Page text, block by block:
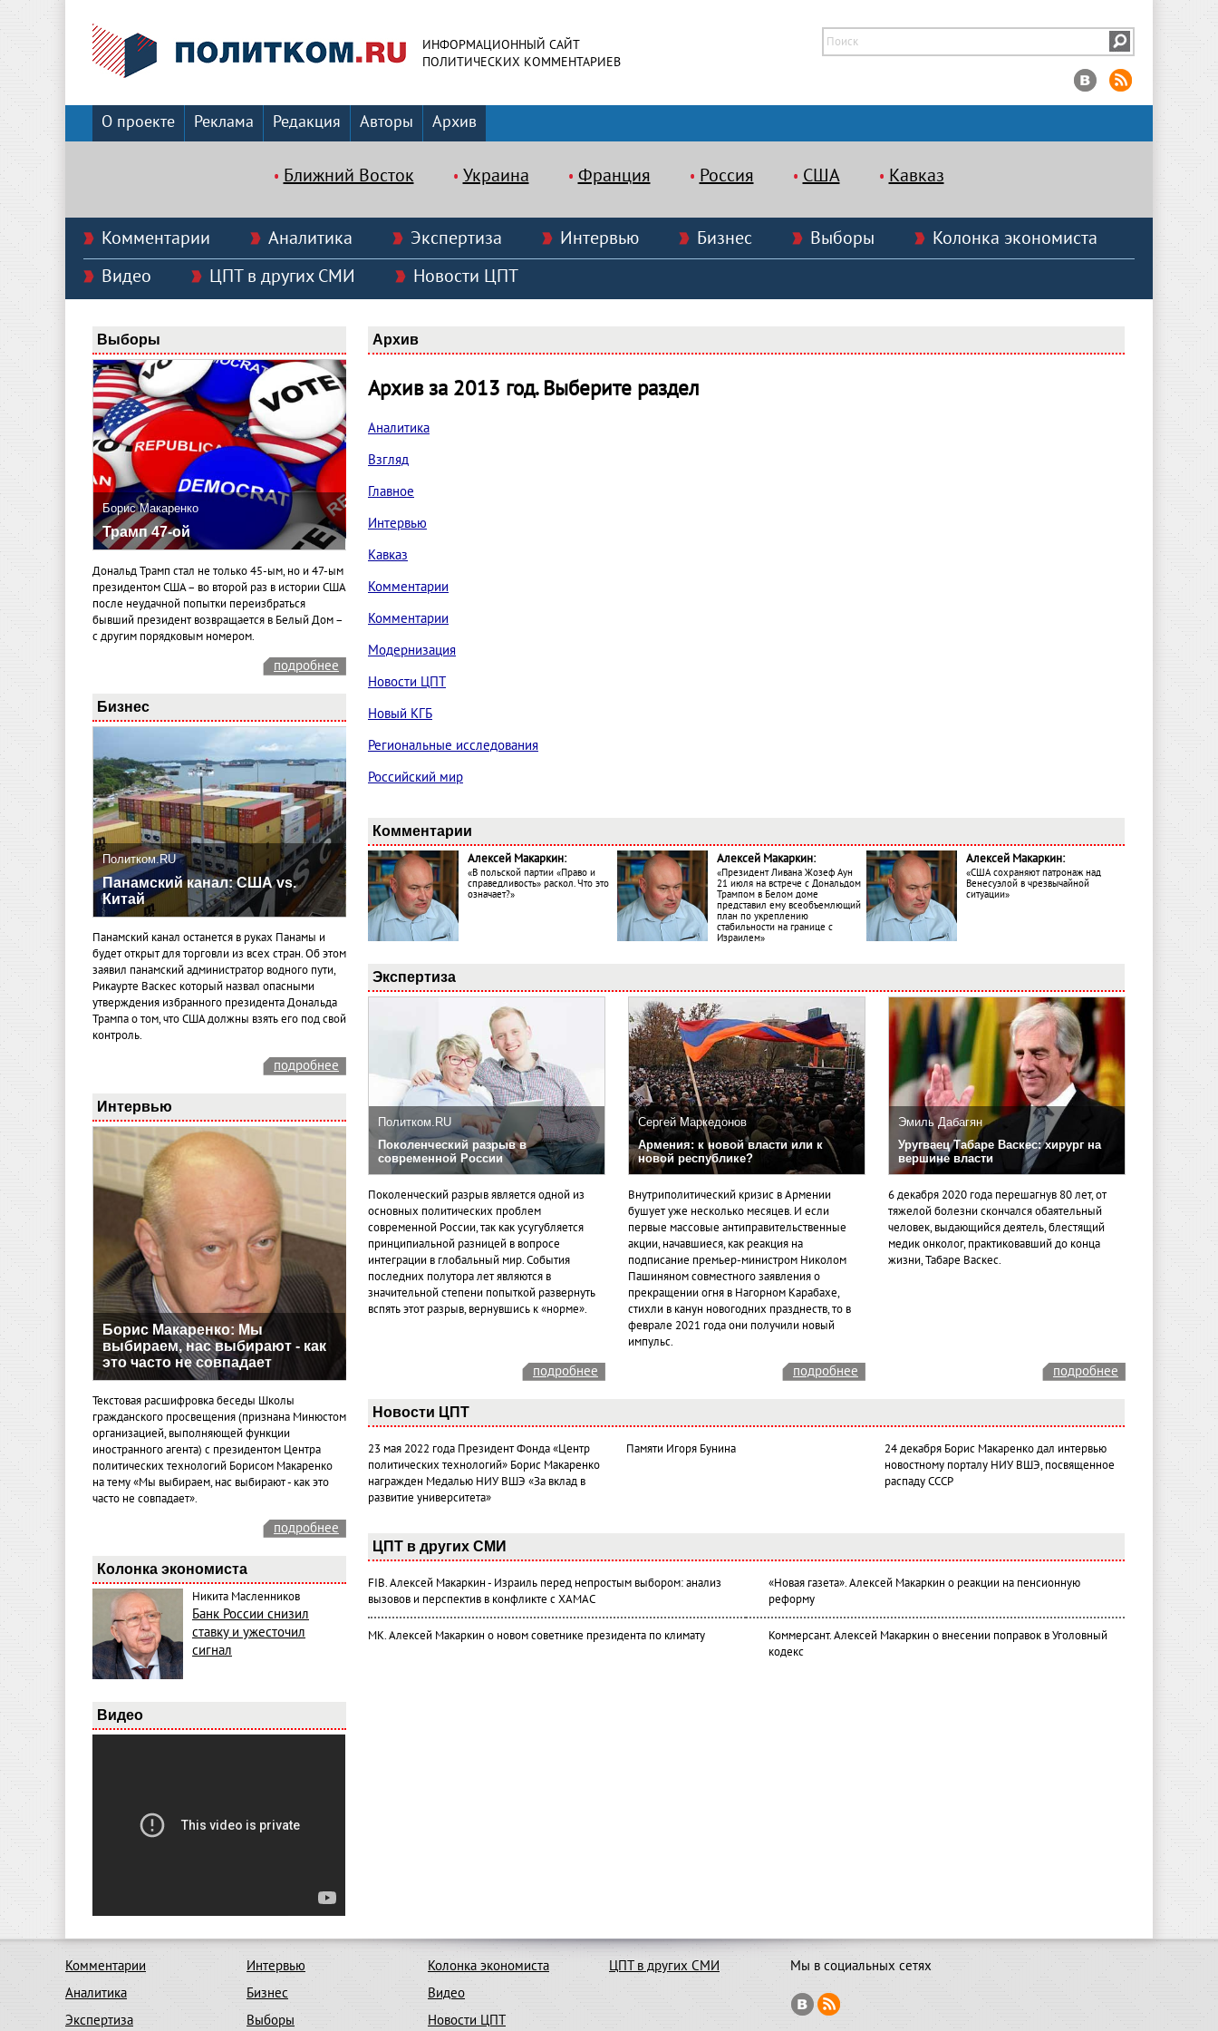
ИНФОРМАЦИОННЫЙ САЙТ
ПОЛИТИЧЕСКИХ КОММЕНТАРИЕВ
О проекте Реклама Редакция Авторы Архив
Ближний Восток Украина Франция Россия США Кавказ
Комментарии Аналитика Экспертиза Интервью Бизнес Выборы
Колонка экономиста
Видео
ЦПТ в других СМИ Новости ЦПТ
Выборы
Борис Макаренко
Трамп 47-ой
Дональд Трамп стал не только 45-ым, но и 47-ым
президентом США – во второй раз в истории США
после неудачной попытки переизбраться
бывший президент возвращается в Белый Дом –
с другим порядковым номером.
подробнее
Бизнес
Политком.RU
Панамский канал: США vs.
Китай
Панамский канал останется в руках Панамы и
будет открыт для торговли из всех стран. Об этом
заявил панамский администратор водного пути,
Рикаурте Васкес который назвал опасными
утверждения избранного президента Дональда
Трампа о том, что США должны взять его под свой
контроль.
подробнее
Интервью
Борис Макаренко: Мы
выбираем, нас выбирают - как
это часто не совпадает
Текстовая расшифровка беседы Школы
гражданского просвещения (признана Минюстом
организацией, выполняющей функции
иностранного агента) с президентом Центра
политических технологий Борисом Макаренко
на тему «Мы выбираем, нас выбирают - как это
часто не совпадает».
подробнее
Колонка экономиста
Никита Масленников
Банк России снизил
ставку и ужесточил
сигнал
Видео
Архив
Архив за 2013 год. Выберите раздел
Аналитика
Взгляд
Главное
Интервью
Кавказ
Комментарии
Комментарии
Модернизация
Новости ЦПТ
Новый КГБ
Региональные исследования
Российский мир
Комментарии
Алексей Макаркин:
«В польской партии «Право и
справедливость» раскол. Что это
означает?»
Алексей Макаркин:
«Президент Ливана Жозеф Аун
21 июля на встрече с Дональдом
Трампом в Белом доме
представил ему всеобъемлющий
план по укреплению
стабильности на границе с
Израилем»
Алексей Макаркин:
«США сохраняют патронаж над
Венесуэлой в чрезвычайной
ситуации»
Экспертиза
Политком.RU
Поколенческий разрыв в
современной России
Поколенческий разрыв является одной из
основных политических проблем
современной России, так как усугубляется
принципиальной разницей в вопросе
интеграции в глобальный мир. События
последних полутора лет являются в
значительной степени попыткой развернуть
вспять этот разрыв, вернувшись к «норме».
Сергей Маркедонов
Армения: к новой власти или к
новой республике?
Внутриполитический кризис в Армении
бушует уже несколько месяцев. И если
первые массовые антиправительственные
акции, начавшиеся, как реакция на
подписание премьер-министром Николом
Пашиняном совместного заявления о
прекращении огня в Нагорном Карабахе,
стихли в канун новогодних празднеств, то в
феврале 2021 года они получили новый
импульс.
Эмиль Дабагян
Уругваец Табаре Васкес: хирург на
вершине власти
6 декабря 2020 года перешагнув 80 лет, от
тяжелой болезни скончался обаятельный
человек, выдающийся деятель, блестящий
медик онколог, практиковавший до конца
жизни, Табаре Васкес.
подробнее подробнее подробнее
Новости ЦПТ
23 мая 2022 года Президент Фонда «Центр
политических технологий» Борис Макаренко
награжден Медалью НИУ ВШЭ «За вклад в
развитие университета»
Памяти Игоря Бунина
24 декабря Борис Макаренко дал интервью
новостному порталу НИУ ВШЭ, посвященное
распаду СССР
ЦПТ в других СМИ
FIB. Алексей Макаркин - Израиль перед непростым выбором: анализ
вызовов и перспектив в конфликте с ХАМАС
«Новая газета». Алексей Макаркин о реакции на пенсионную
реформу
МК. Алексей Макаркин о новом советнике президента по климату
Коммерсант. Алексей Макаркин о внесении поправок в Уголовный
кодекс
Комментарии
Аналитика
Экспертиза
Интервью
Бизнес
Выборы
Колонка экономиста
Видео
Новости ЦПТ
ЦПТ в других СМИ Мы в социальных сетях